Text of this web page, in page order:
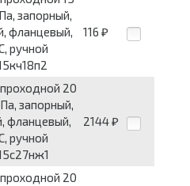
запорный,
фланцевый,
ручной
116 ₽
20
запорный,
фланцевый,
ручной
2144 ₽
20